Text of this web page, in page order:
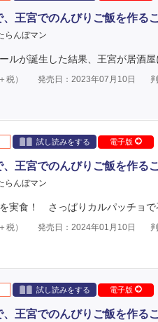
王宮でのんびりご飯を作る
らんぼマン
ルが誕生した結果、王宮が居酒
税） 発売日：2023年07月10日
試し読みをする 電子版
王宮でのんびりご飯を作る
らんぼマン
実食！ さっぱりカルパッチョで
税） 発売日：2024年01月10日
試し読みをする 電子版
王宮でのんびりご飯を作る